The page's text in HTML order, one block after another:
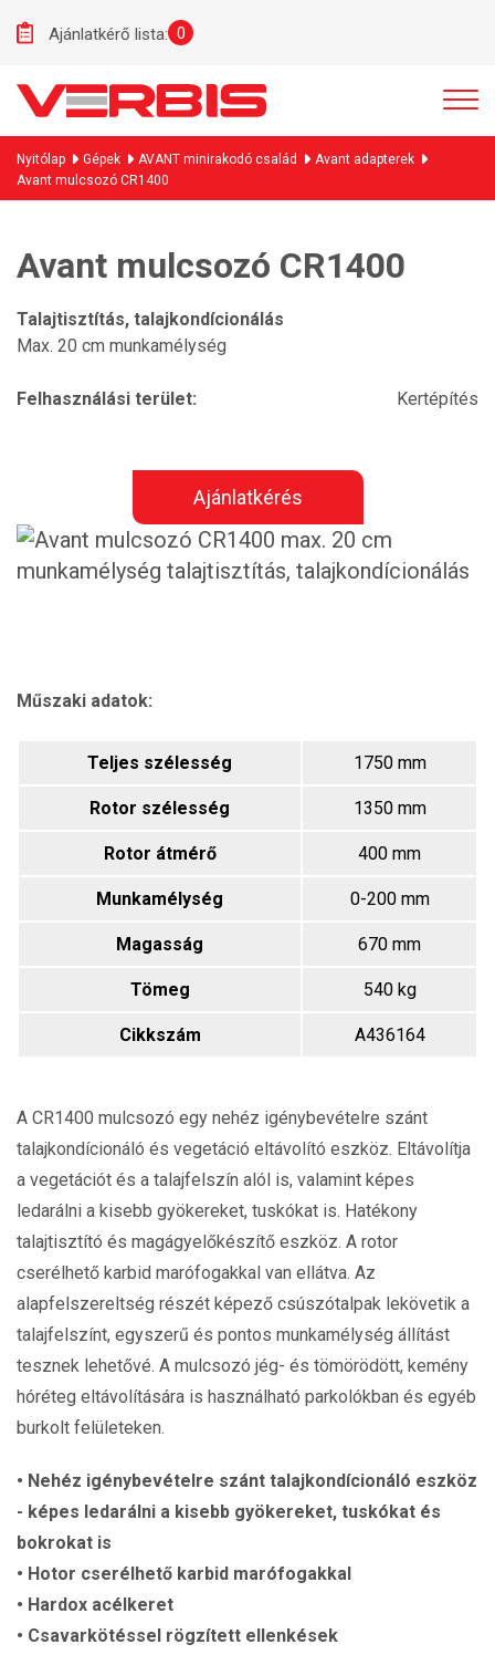
Ajánlatkérő lista: 0
Nyitólap Gépek AVANT minirakodó család
Avant adapterek
Avant mulcsozó CR1400
Avant mulcsozó CR1400
Talajtisztítás, talajkondícionálás
Max. 20 cm munkamélység
Felhasználási terület: Kertépítés
Ajánlatkérés
Műszaki adatok:
Teljes szélesség 1750 mm
Rotor szélesség 1350 mm
Rotor átmérő 400 mm
Munkamélység 0-200 mm
Magasság 670 mm
Tömeg 540 kg
Cikkszám A436164
A CR1400 mulcsozó egy nehéz igénybevételre szánt
talajkondícionáló és vegetáció eltávolító eszköz. Eltávolítja
a vegetációt és a talajfelszín alól is, valamint képes
ledarálni a kisebb gyökereket, tuskókat is. Hatékony
talajtisztító és magágyelőkészítő eszköz. A rotor
cserélhető karbid marófogakkal van ellátva. Az
alapfelszereltség részét képező csúszótalpak lekövetik a
talajfelszínt, egyszerű és pontos munkamélység állítást
tesznek lehetővé. A mulcsozó jég- és tömörödött, kemény
hóréteg eltávolítására is használható parkolókban és egyéb
burkolt felületeken.
• Nehéz igénybevételre szánt talajkondícionáló eszköz
- képes ledarálni a kisebb gyökereket, tuskókat és
bokrokat is
• Hotor cserélhető karbid marófogakkal
• Hardox acélkeret
• Csavarkötéssel rögzített ellenkések